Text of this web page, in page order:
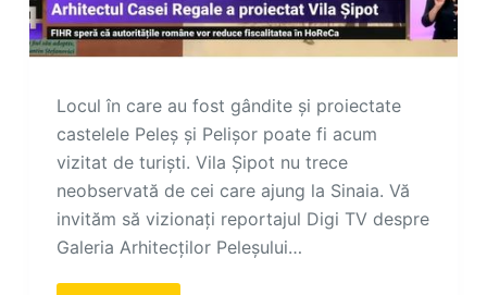
Locul în care au fost gândite și proiectate
castelele Peleș și Pelișor poate fi acum
vizitat de turiști. Vila Șipot nu trece
neobservată de cei care ajung la Sinaia. Vă
invităm să vizionați reportajul Digi TV despre
Galeria Arhitecților Peleșului…